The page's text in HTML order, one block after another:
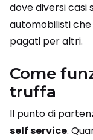
dove diversi
automobilisti
pagati per altri.
Come
truffa
Il punto di
self service.